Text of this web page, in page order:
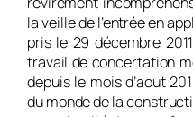
la veille de l’entrée en
pris le 29 décembre
travail de concertation
depuis le mois d’aout
du monde de la